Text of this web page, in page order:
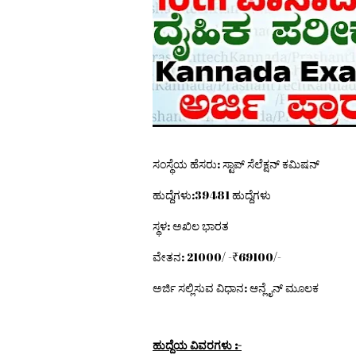
ಸಂಸ್ಥೆಯ ಹೆಸರು: ಸ್ಟಾಪ್ ಸೆಲೆಕ್ಷನ್ ಕಮಿಷನ್
ಹುದ್ದೆಗಳು:39481 ಹುದ್ದೆಗಳು
ಸ್ಥಳ: ಅಖಿಲ ಭಾರತ
ವೇತನ: 21000/ -₹69100/-
ಅರ್ಜಿ ಸಲ್ಲಿಸುವ ವಿಧಾನ: ಆನ್ಲೈನ್ ಮೂಲಕ
ಹುದ್ದೆಯ ವಿವರಗಳು :-